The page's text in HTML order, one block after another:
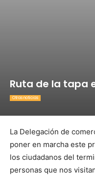
Ruta de la tapa
Otras noticias
La Delegación de
poner en marcha este
los ciudadanos del
personas que nos